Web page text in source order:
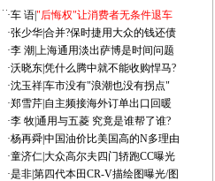
·车 语|"后悔权"让消费者无条件退车
·张少华|合并?保时捷用大众的钱还债
·李 潮 上海通用淡出萨博是时间问题
·沃晓东|凭什么腾中就不能收购悍马?
·沈玉祥|车市没有"浪潮也没有拐点"
·郑雪芹| 自主频接海外订单出口回暖
·李 牧|通用与五菱 究竟是谁帮了谁?
·杨再舜|中国油价比美国高的N多理由
·童济仁|大众高尔夫四门轿跑CC曝光
·是非|第四代本田CR-V描绘图曝光/图